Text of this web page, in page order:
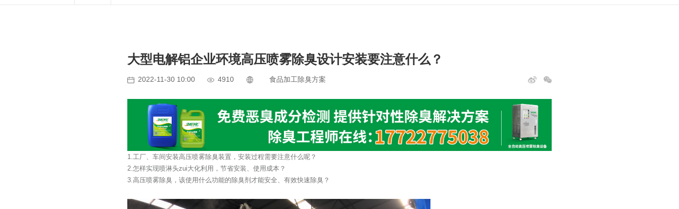
大型电解铝企业环境高压喷雾除臭设计安装要注意什么？
2022-11-30 10:00 4910 食品加工除臭方案
1.工厂、车间安装高压喷雾除臭装置，安装过程需要注意什么呢？
2.怎样实现喷淋头zui大化利用，节省安装、使用成本？
3.高压喷雾除臭，该使用什么功能的除臭剂才能安全、有效快速除臭？